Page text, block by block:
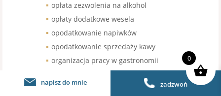
opłata zezwolenia na alkohol
opłaty dodatkowe wesela
opodatkowanie napiwków
opodatkowanie sprzedaży kawy
organizacja pracy w gastronomii
organizacja urodzin stawka VAT
napisz do mnie zadzwoń
0